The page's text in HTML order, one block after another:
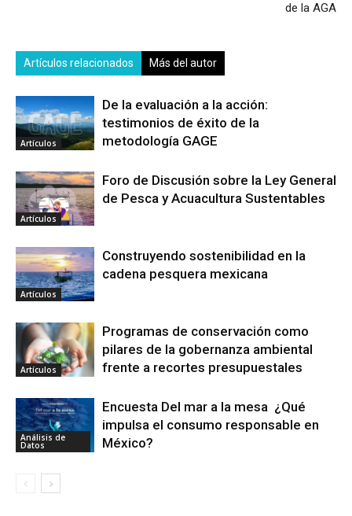
de la AGA
Artículos relacionados Más del autor
Artículos
De la evaluación a la acción:
testimonios de éxito de la
metodología GAGE
Artículos
Foro de Discusión sobre la Ley General
de Pesca y Acuacultura Sustentables
Artículos
Construyendo sostenibilidad en la
cadena pesquera mexicana
Artículos
Programas de conservación como
pilares de la gobernanza ambiental
frente a recortes presupuestales
Análisis de
Datos
Encuesta Del mar a la mesa ¿Qué
impulsa el consumo responsable en
México?